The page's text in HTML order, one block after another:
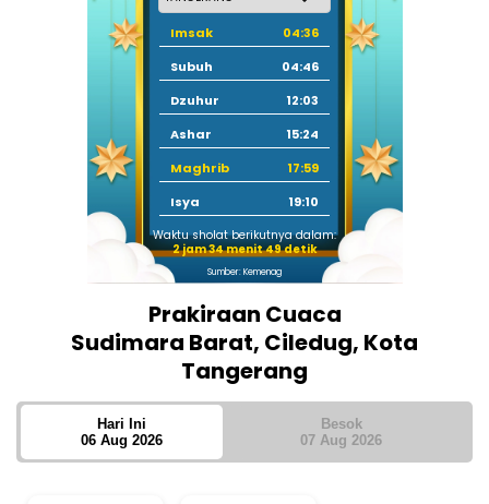
Imsak
04:36
Subuh
04:46
Dzuhur
12:03
Ashar
15:24
Maghrib
17:59
Isya
19:10
Waktu sholat berikutnya dalam:
2 jam 34 menit 48 detik
Sumber: Kemenag
Prakiraan Cuaca
Sudimara Barat, Ciledug, Kota
Tangerang
Hari Ini
06 Aug 2026
Besok
07 Aug 2026